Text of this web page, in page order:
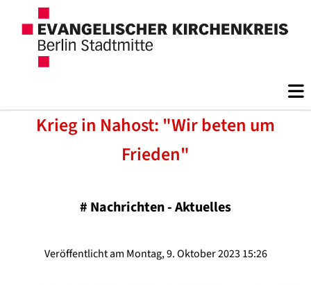
Krieg in Nahost: "Wir beten um
Frieden"
# Nachrichten - Aktuelles
Veröffentlicht am Montag, 9. Oktober 2023 15:26